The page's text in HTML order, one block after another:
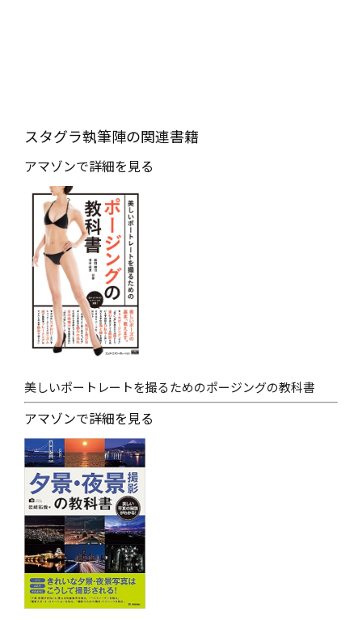
スタグラ執筆陣の関連書籍
アマゾンで詳細を見る
美しいポートレートを撮るためのポージングの教科書
アマゾンで詳細を見る